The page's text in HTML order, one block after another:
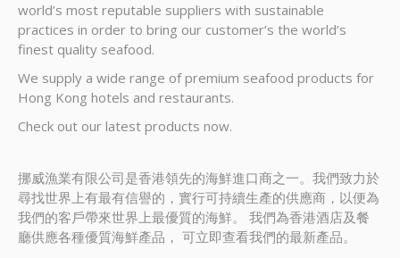
world’s most reputable suppliers with sustainable
practices in order to bring our customer’s the world’s
finest quality seafood.
We supply a wide range of premium seafood products for
Hong Kong hotels and restaurants.
Check out our latest products now.
挪威漁業有限公司是香港領先的海鮮進口商之一。我們致力於
尋找世界上有最有信譽的，實行可持續生產的供應商，以便為
我們的客戶帶來世界上最優質的海鮮。 我們為香港酒店及餐
廳供應各種優質海鮮產品， 可立即查看我們的最新產品。